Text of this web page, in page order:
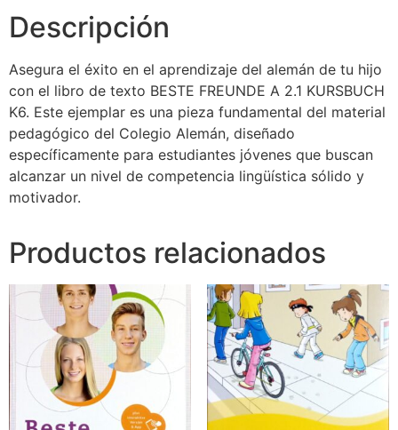
Descripción
Asegura el éxito en el aprendizaje del alemán de tu hijo
con el libro de texto BESTE FREUNDE A 2.1 KURSBUCH
K6. Este ejemplar es una pieza fundamental del material
pedagógico del Colegio Alemán, diseñado
específicamente para estudiantes jóvenes que buscan
alcanzar un nivel de competencia lingüística sólido y
motivador.
Productos relacionados